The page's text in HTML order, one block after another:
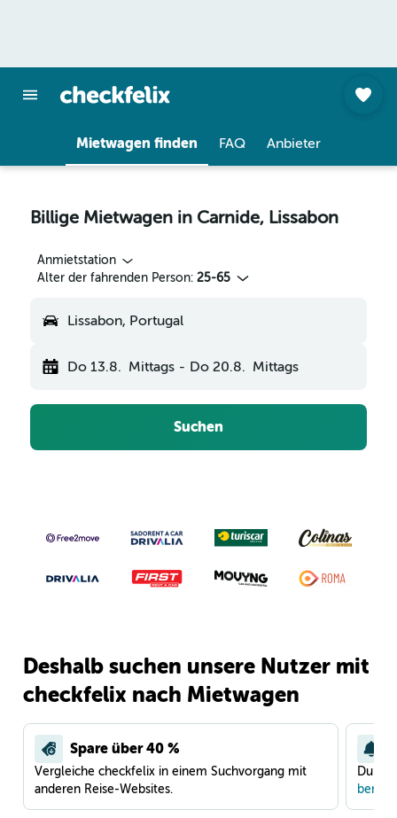
Mietwagen finden FAQ Anbieter
Billige Mietwagen in Carnide, Lissabon
Anmietstation
Alter der fahrenden Person: 25-65
Lissabon, Portugal
Do 13.8. Mittags - Do 20.8. Mittags
Suchen
Deshalb suchen unsere Nutzer mit
checkfelix nach Mietwagen
Spare über 40 %
Vergleiche checkfelix in einem Suchvorgang mit
anderen Reise-Websites.
Du